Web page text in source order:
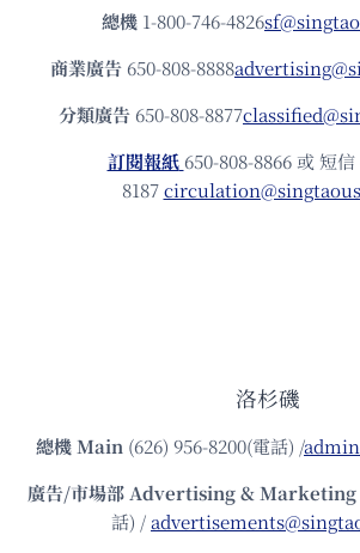
總機 1-800-746-4826
商業廣告 650-808-8888
分類廣告 650-808-8877
訂閱報紙 650-808-8866 或 短
8187
洛杉磯
總機Main (626) 956-8200(電話) /
廣告/市場部Advertising & Marketing
話) /